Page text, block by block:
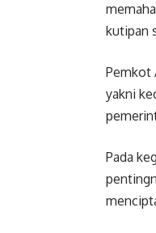
kutipan
Pemkot
yakni
Pada